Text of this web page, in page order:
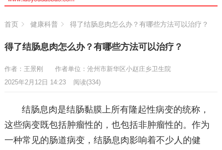
首页 健康科普 得了结肠息肉怎么办？有哪些方法可以治疗？
得了结肠息肉怎么办？有哪些方法可以治疗？
作者：王景刚
作者单位：沧州市新华区小赵庄乡卫生院
2025年2月12日 14:23
阅读(334)
结肠息肉是结肠黏膜上所有隆起性病变的统称，
这些病变既包括肿瘤性的，也包括非肿瘤性的。作为
一种常见的肠道病变，结肠息肉影响着不少人的健